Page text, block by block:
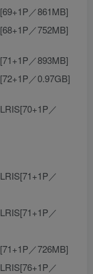
／861MB]
／752MB]
／893MB]
／0.97GB]
／
／
／
／726MB]
／